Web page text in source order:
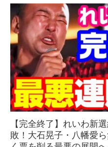
【完全終了】れいわ新
敗！大石晃子・八幡愛